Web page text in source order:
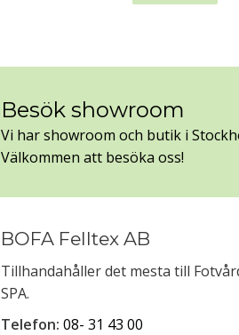
Besök showroom
Vi har showroom och butik i
Välkommen att besöka oss!
BOFA Felltex AB
Tillhandahåller det mesta till
SPA.
Telefon: 08- 31 43 00